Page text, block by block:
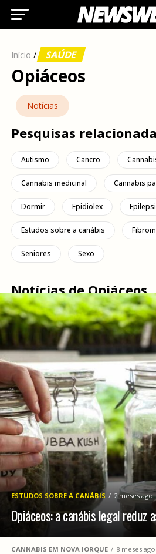
Início / SAÚDE
Opiáceos
Notícias
Pesquisas
Autismo Cancro
Cannabis medicinal Cannabis
Dormir Epidiolex
Estudos sobre a canábis
Seniores Sexo
Notícias de Opiáceos
ESTUDOS SOBRE A CANÁBIS 2 meses ago
Opiáceos: a canábis legal reduz
CANNABIS EM NOVA IORQUE 8 meses ago